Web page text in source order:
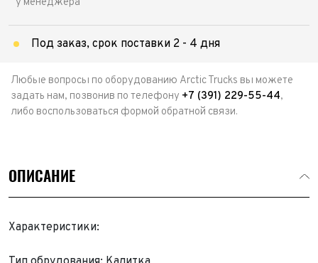
Под заказ, срок поставки 2 - 4 дня
Любые вопросы по оборудованию Arctic Trucks вы можете
задать нам, позвонив по телефону +7 (391) 229-55-44,
либо воспользоваться формой обратной связи.
ОПИСАНИЕ
Характеристики: